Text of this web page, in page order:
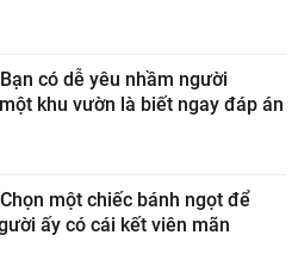
có dễ yêu nhầm người
khu vườn là biết ngay đáp án
một chiếc bánh ngọt để
ấy có cái kết viên mãn